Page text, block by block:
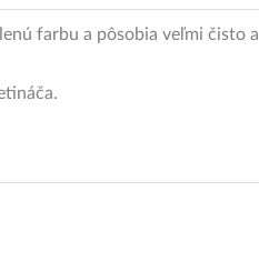
farbu a pôsobia veľmi čisto a